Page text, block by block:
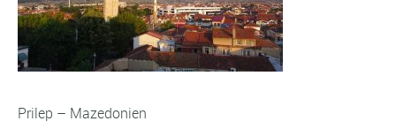
Prilep – Mazedonien